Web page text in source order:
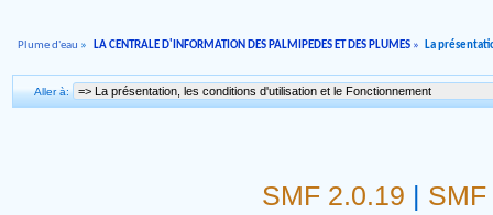
Plume d'eau » LA CENTRALE D'INFORMATION DES PALMIPEDES ET DES PLUMES » La
Aller à:
SMF 2.0.19 |